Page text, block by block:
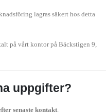
lagras säkert hos detta
på vårt kontor på Bäckstigen 9,
uppgifter?
senaste kontakt.